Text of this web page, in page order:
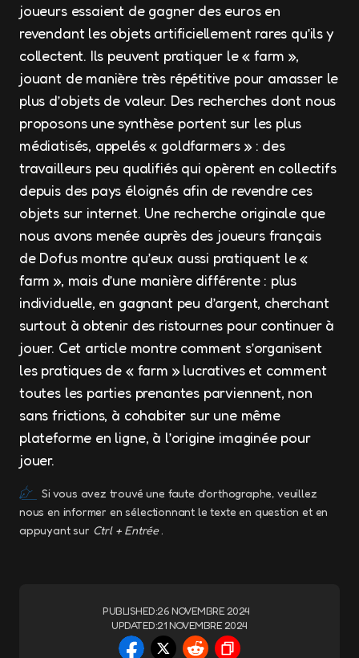
joueurs essaient de gagner des euros en
revendant les objets artificiellement rares qu’ils y
collectent. Ils peuvent pratiquer le « farm »,
jouant de manière très répétitive pour amasser le
plus d’objets de valeur. Des recherches dont nous
proposons une synthèse portent sur les plus
médiatisés, appelés « goldfarmers » : des
travailleurs peu qualifiés qui opèrent en collectifs
depuis des pays éloignés afin de revendre ces
objets sur internet. Une recherche originale que
nous avons menée auprès des joueurs français
de Dofus montre qu’eux aussi pratiquent le «
farm », mais d’une manière différente : plus
individuelle, en gagnant peu d’argent, cherchant
surtout à obtenir des ristournes pour continuer à
jouer. Cet article montre comment s’organisent
les pratiques de « farm » lucratives et comment
toutes les parties prenantes parviennent, non
sans frictions, à cohabiter sur une même
plateforme en ligne, à l’origine imaginée pour
jouer.
Si vous avez trouvé une faute d’orthographe, veuillez
nous en informer en sélectionnant le texte en question et en
appuyant sur Ctrl + Entrée.
PUBLISHED:26 NOVEMBRE 2024
UPDATED:21 NOVEMBRE 2024